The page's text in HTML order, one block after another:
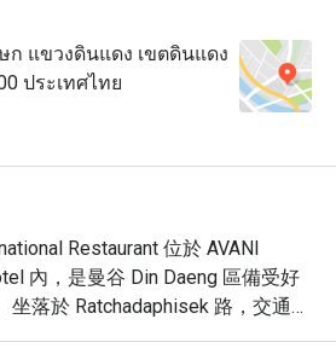
ก แขวงดินแดง เขตดินแดง
ประเทศไทย
Restaurant 位於 AVANI
內，是曼谷 Din Daeng 區備受好
落於 Ratchadaphisek 路，交通便
得 3.9 星高評價。餐廳營造休閒、